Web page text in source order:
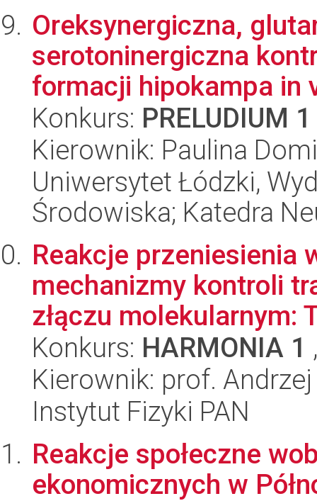
Oreksynergiczna,
serotoninergiczna
formacji hipokampa in
Konkurs: PRELUDIUM 1
Kierownik: Paulina
Uniwersytet Łódzki,
Środowiska; Katedra
Reakcje przeniesienia
mechanizmy kontroli
złączu molekularnym:
Konkurs: HARMONIA 1
Kierownik: prof.
Instytut Fizyki PAN
Reakcje społeczne
ekonomicznych w